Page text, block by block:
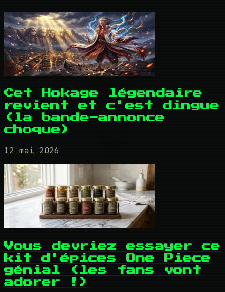
Cet Hokage légendaire
revient et c'est dingue
(la bande-annonce
choque)
12 mai 2026
Vous devriez essayer ce
kit d'épices One Piece
génial (les fans vont
adorer !)